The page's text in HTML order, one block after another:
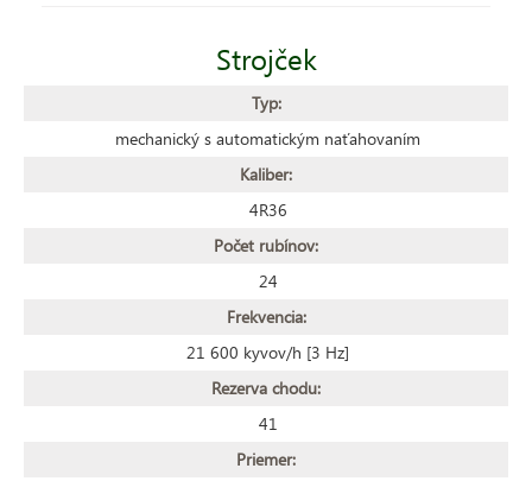
Strojček
Typ:
mechanický s automatickým naťahovaním
Kaliber:
4R36
Počet rubínov:
24
Frekvencia:
21 600 kyvov/h [3 Hz]
Rezerva chodu:
41
Priemer: